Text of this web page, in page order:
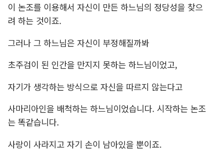
이 논조를 이용해서 자신이 만든 하느님의 정당성을 찾으
려 하는 것이죠.
그러나 그 하느님은 자신이 부정해질까봐
초주검이 된 인간을 만지지 못하는 하느님이었고,
자기가 생각하는 방식으로 자신을 따르지 않는다고
사마리아인을 배척하는 하느님이었습니다. 시작하는 논조
는 똑같습니다.
사랑이 사라지고 자기 손이 남아있을 뿐이죠.